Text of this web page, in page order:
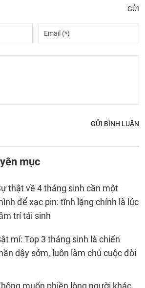
GỬI
GỬI BÌNH LUẬN
mục
thật về 4 tháng sinh cần một
để xạc pin: tĩnh lặng chính là lúc
trí tái sinh
mí: Top 3 tháng sinh là chiến
dậy sớm, luôn làm chủ cuộc đời
muốn phiền lòng người khác,